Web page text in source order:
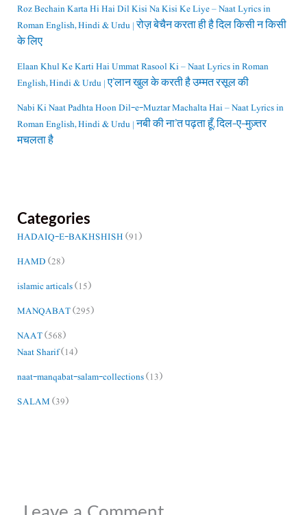
Roz Bechain Karta Hi Hai Dil Kisi Na Kisi Ke Liye – Naat Lyrics in
Roman English, Hindi & Urdu | रोज़ बेचैन करता ही है दिल किसी न किसी
के लिए
Elaan Khul Ke Karti Hai Ummat Rasool Ki – Naat Lyrics in Roman
English, Hindi & Urdu | ए’लान खुल के करती है उम्मत रसूल की
Nabi Ki Naat Padhta Hoon Dil-e-Muztar Machalta Hai – Naat Lyrics in
Roman English, Hindi & Urdu | नबी की ना’त पढ़ता हूँ, दिल-ए-मुज़्तर
मचलता है
Categories
HADAIQ-E-BAKHSHISH(91)
HAMD(28)
islamic articals(15)
MANQABAT(295)
NAAT(568)
Naat Sharif(14)
naat-manqabat-salam-collections(13)
SALAM(39)